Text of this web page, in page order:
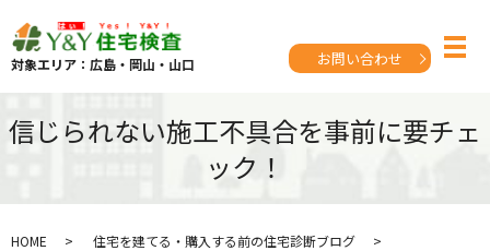
対象エリア：広島・岡山・山口 お問い合わせ
信じられない施工不具合を事前に要チェ
ック！
HOME
住宅を建てる・購入する前の住宅診断ブログ